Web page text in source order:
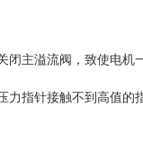
闭主溢流阀，致使电机
指针接触不到高值